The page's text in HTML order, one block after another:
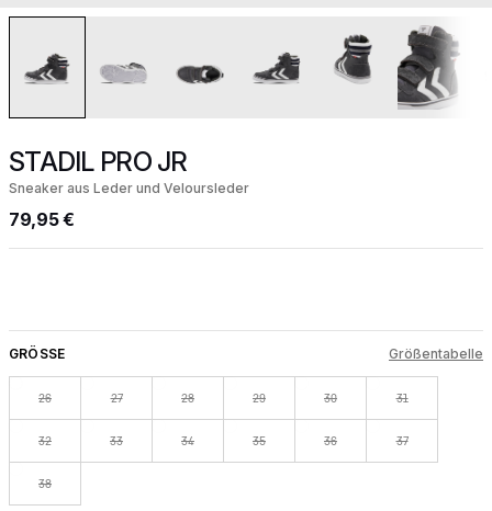
STADIL PRO JR
Sneaker aus Leder und Veloursleder
79,95 €
GRÖSSE Größentabelle
26 27 28 29 30 31
32 33 34 35 36 37
38